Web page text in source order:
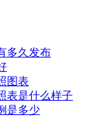
多久发布
图表
表是什么样子
是多少